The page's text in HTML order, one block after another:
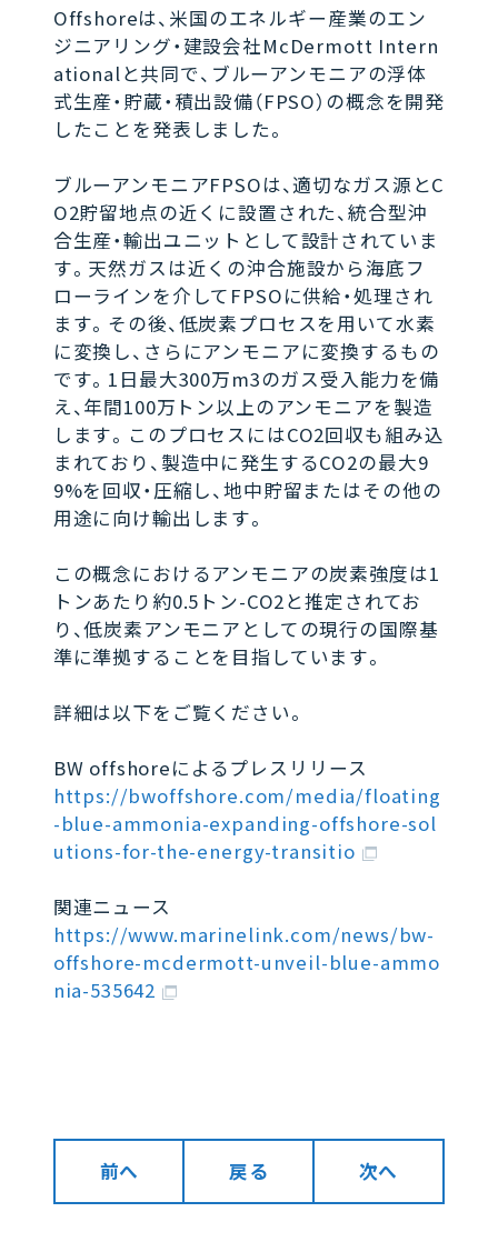
Offshoreは、米国のエネルギー産業のエン
ジニアリング・建設会社McDermott Intern
ationalと共同で、ブルーアンモニアの浮体
式生産・貯蔵・積出設備（FPSO）の概念を開発
したことを発表しました。
ブルーアンモニアFPSOは、適切なガス源とC
O2貯留地点の近くに設置された、統合型沖
合生産・輸出ユニットとして設計されていま
す。天然ガスは近くの沖合施設から海底フ
ローラインを介してFPSOに供給・処理され
ます。その後、低炭素プロセスを用いて水素
に変換し、さらにアンモニアに変換するもの
です。1日最大300万m3のガス受入能力を備
え、年間100万トン以上のアンモニアを製造
します。このプロセスにはCO2回収も組み込
まれており、製造中に発生するCO2の最大9
9%を回収・圧縮し、地中貯留またはその他の
用途に向け輸出します。
この概念におけるアンモニアの炭素強度は1
トンあたり約0.5トン-CO2と推定されてお
り、低炭素アンモニアとしての現行の国際基
準に準拠することを目指しています。
詳細は以下をご覧ください。
BW offshoreによるプレスリリース
https://bwoffshore.com/media/floating
-blue-ammonia-expanding-offshore-sol
utions-for-the-energy-transitio
関連ニュース
https://www.marinelink.com/news/bw-
offshore-mcdermott-unveil-blue-ammo
nia-535642
前へ 戻る 次へ